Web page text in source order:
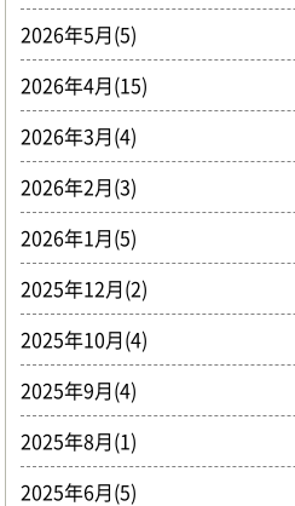
2026年5月(5)
2026年4月(15)
2026年3月(4)
2026年2月(3)
2026年1月(5)
2025年12月(2)
2025年10月(4)
2025年9月(4)
2025年8月(1)
2025年6月(5)